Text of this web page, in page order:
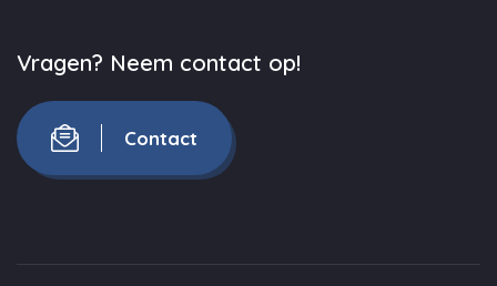
Vragen? Neem contact op!
Contact